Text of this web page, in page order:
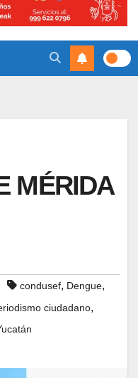
MÉRIDA
condusef, Dengue,
ciudadano,